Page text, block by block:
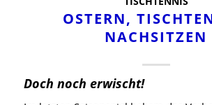
OSTERN,
NACHSITZEN
Doch noch erwischt!